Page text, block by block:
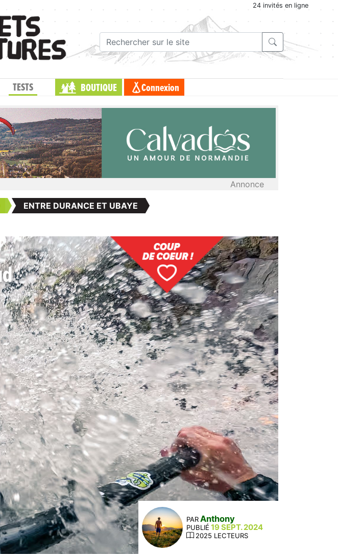
24 invités en ligne
TESTS BOUTIQUE Connexion
Annonce
ENTRE DURANCE ET UBAYE
PAR Anthony
PUBLIÉ 19 SEPT. 2024
2025 LECTEURS